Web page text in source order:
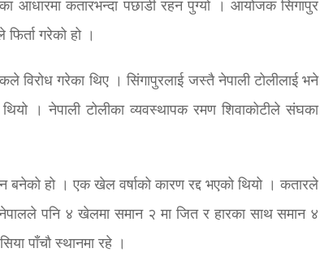
कतारभन्दा पछाडी रहन पुग्यो । आयोजक सिंगापुर
गरेको हो ।
विरोध गरेका थिए । सिंगापुरलाई जस्तै नेपाली टोलीलाई भने
। नेपाली टोलीका व्यवस्थापक रमण शिवाकोटीले संघका
बनेको हो । एक खेल वर्षाको कारण रद्द भएको थियो । कतारले
पनि ४ खेलमा समान २ मा जित र हारका साथ समान ४
पाँचौ स्थानमा रहे ।